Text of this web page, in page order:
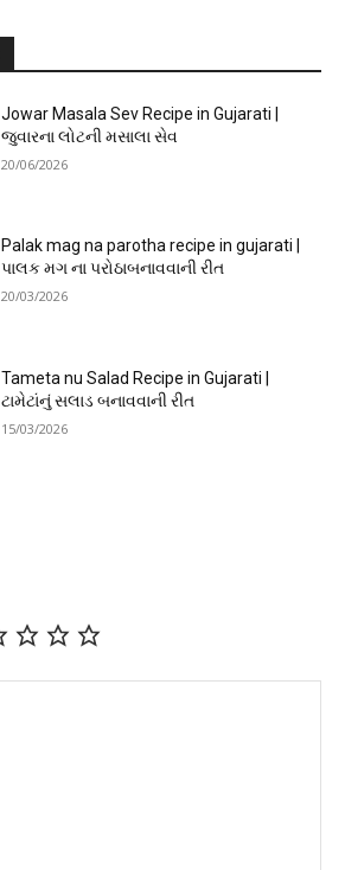
Jowar Masala Sev Recipe in Gujarati |
જુવારના લોટની મસાલા સેવ
20/06/2026
Palak mag na parotha recipe in gujarati |
પાલક મગ ના પરોઠાબનાવવાની રીત
20/03/2026
Tameta nu Salad Recipe in Gujarati |
ટામેટાંનું સલાડ બનાવવાની રીત
15/03/2026